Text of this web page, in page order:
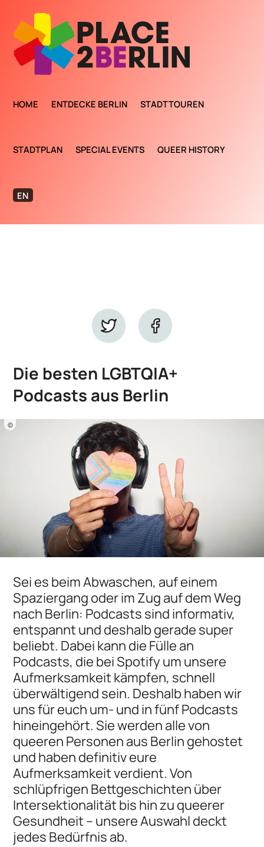
HOME ENTDECKE BERLIN STADTTOUREN
STADTPLAN SPECIAL EVENTS QUEER HISTORY
EN
Die besten LGBTQIA+
Podcasts aus Berlin
©
Sei es beim Abwaschen, auf einem
Spaziergang oder im Zug auf dem Weg
nach Berlin: Podcasts sind informativ,
entspannt und deshalb gerade super
beliebt. Dabei kann die Fülle an
Podcasts, die bei Spotify um unsere
Aufmerksamkeit kämpfen, schnell
überwältigend sein. Deshalb haben wir
uns für euch um- und in fünf Podcasts
hineingehört. Sie werden alle von
queeren Personen aus Berlin gehostet
und haben definitiv eure
Aufmerksamkeit verdient. Von
schlüpfrigen Bettgeschichten über
Intersektionalität bis hin zu queerer
Gesundheit – unsere Auswahl deckt
jedes Bedürfnis ab.